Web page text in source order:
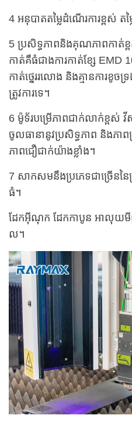
4 អនុបាតតម្លៃដំណើរការខ្ពស់ តម្
5 ប្រសិទ្ធភាពនិងគុណភាពកាត់ខ្
កាត់គឺធំជាងការកាត់ខ្សែ
កាត់ថ្នេររលោង និងគ្មានការខូច
ត្រូវការទេ។
6 ម៉ូទ័របម្រើភាពជាក់លាក់ខ្ពស់
ចូលធានានូវប្រសិទ្ធភាព និងភាពត្
ភាពជឿជាក់យ៉ាងខ្លាំង។
7 សាកសមនឹងប្រភេទជាច្រើន
ធំ។
ដែកអ៊ីណុក ដែកកាបូន អាលុយមី
ល។